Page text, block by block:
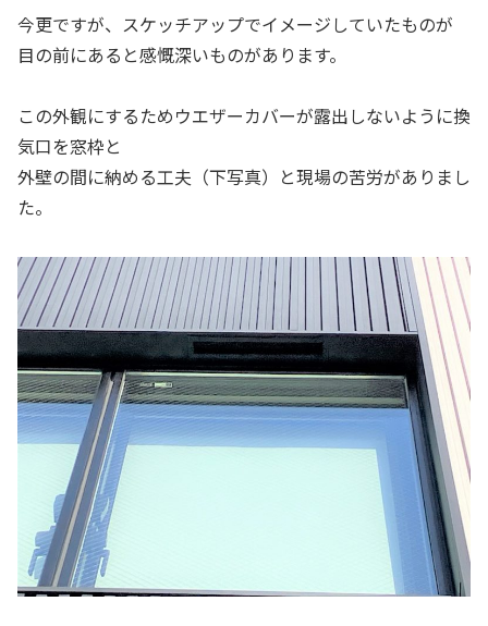
今更ですが、スケッチアップでイメージしていたものが
目の前にあると感慨深いものがあります。
この外観にするためウエザーカバーが露出しないように換
気口を窓枠と
外壁の間に納める工夫（下写真）と現場の苦労がありまし
た。